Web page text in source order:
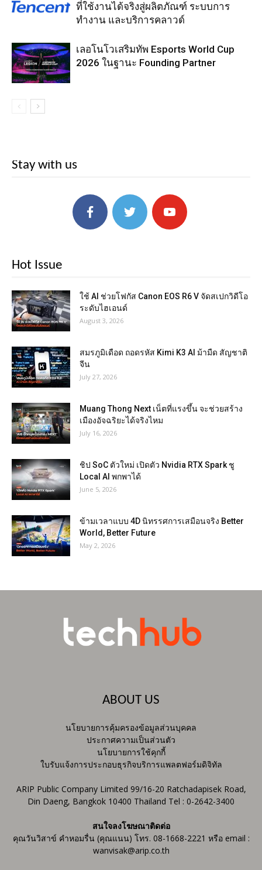
ที่ใช้งานได้จริงสู่ผลิตภัณฑ์ ระบบการ
ทำงาน และบริการคลาวด์
เลอโนโวเสริมทัพ Esports World Cup
2026 ในฐานะ Founding Partner
Stay with us
Hot Issue
ใช้ AI ช่วยโฟกัส Canon EOS R6 V จัดสเปกวิดีโอ
ระดับไฮเอนด์
August 3, 2026
สมรภูมิเดือด ถอดรหัส Kimi K3 AI ม้ามืด สัญชาติ
จีน
July 27, 2026
Muang Thong Next เน็ตที่แรงขึ้น จะช่วยสร้าง
เมืองอัจฉริยะได้จริงไหม
July 16, 2026
ชิป SoC ตัวใหม่ เปิดตัว Nvidia RTX Spark ชู
Local AI พกพาได้
June 5, 2026
ข้ามเวลาแบบ 4D นิทรรศการเสมือนจริง Better
World, Better Future
May 2, 2026
ABOUT US
นโยบายการคุ้มครองข้อมูลส่วนบุคคล
ประกาศความเป็นส่วนตัว
นโยบายการใช้คุกกี้
ใบรับแจ้งการประกอบธุรกิจบริการแพลตฟอร์มดิจิทัล
ARIP Public Company Limited 99/16-20 Ratchadapisek Road,
Din Daeng, Bangkok 10400 Thailand Tel : 0-2642-3400
สนใจลงโฆษณาติดต่อ
คุณวันวิสาข์ คำหอมรื่น (คุณแนน) โทร. 08-1668-2221 หรือ email :
wanvisak@arip.co.th